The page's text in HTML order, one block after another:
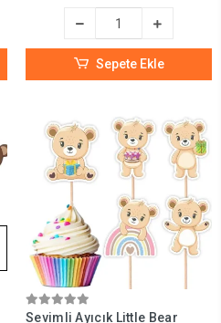
Sepete Ekle
Sevimli Ayıcık Little Bear